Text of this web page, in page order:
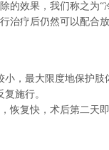
的效果，我们称之为“
治疗后仍然可以配合
小，最大限度地保护肢
施行。
恢复快，术后第二天